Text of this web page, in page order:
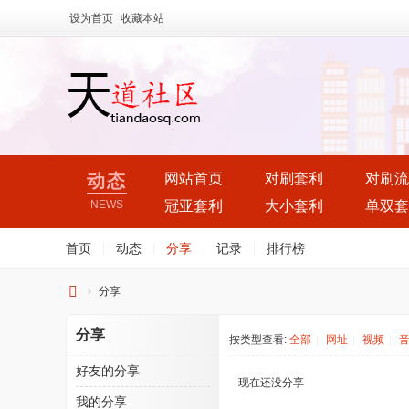
设为首页 收藏本站
动态
NEWS
网站首页 对刷套利
对刷
冠亚套利
大小套利 单双
首页 动态 分享 记录 排行榜
道
社
区
› 分享
分享
好友的分享
我的分享
按类型查看: 全部 网址 视频
现在还没分享